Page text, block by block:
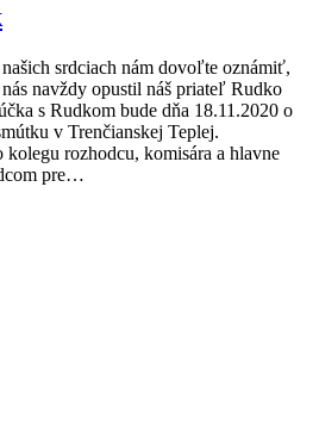
srdciach nám dovoľte oznámiť,
navždy opustil náš priateľ Rudko
s Rudkom bude dňa 18.11.2020 o
v Trenčianskej Teplej.
kolegu rozhodcu, komisára a hlavne
pre…